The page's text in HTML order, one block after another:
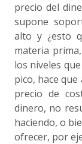
precio del
supone
alto y ¿esto
materia
los niveles
pico, hace
precio de
dinero, no
haciendo, o
ofrecer, por